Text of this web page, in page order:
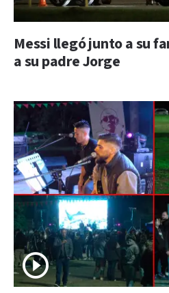
Messi llegó junto a su
a su padre Jorge